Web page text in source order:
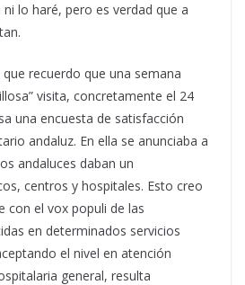
lo haré, pero es verdad que a
recuerdo que una semana
visita, concretamente el 24
una encuesta de satisfacción
andaluz. En ella se anunciaba a
andaluces daban un
centros y hospitales. Esto creo
con el vox populi de las
en determinados servicios
el nivel en atención
general, resulta